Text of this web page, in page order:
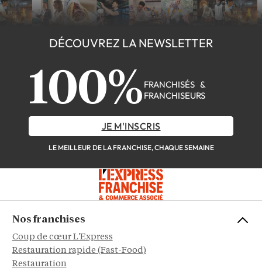
DÉCOUVREZ LA NEWSLETTER
100% FRANCHISÉS &
FRANCHISEURS
JE M'INSCRIS
LE MEILLEUR DE LA FRANCHISE, CHAQUE SEMAINE
Nos franchises
Coup de cœur L'Express
Restauration rapide (Fast-Food)
Restauration